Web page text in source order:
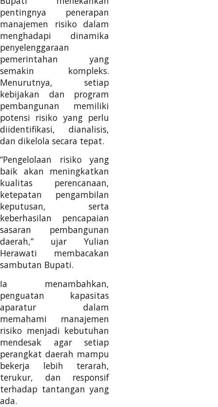
pentingnya penerapan
manajemen risiko dalam
menghadapi dinamika
penyelenggaraan
pemerintahan yang
semakin kompleks.
Menurutnya, setiap
kebijakan dan program
pembangunan memiliki
potensi risiko yang perlu
diidentifikasi, dianalisis,
dan dikelola secara tepat.
“Pengelolaan risiko yang
baik akan meningkatkan
kualitas perencanaan,
ketepatan pengambilan
keputusan, serta
keberhasilan pencapaian
sasaran pembangunan
daerah,” ujar Yulian
Herawati membacakan
sambutan Bupati.
Ia menambahkan,
penguatan kapasitas
aparatur dalam
memahami manajemen
risiko menjadi kebutuhan
mendesak agar setiap
perangkat daerah mampu
bekerja lebih terarah,
terukur, dan responsif
terhadap tantangan yang
ada.